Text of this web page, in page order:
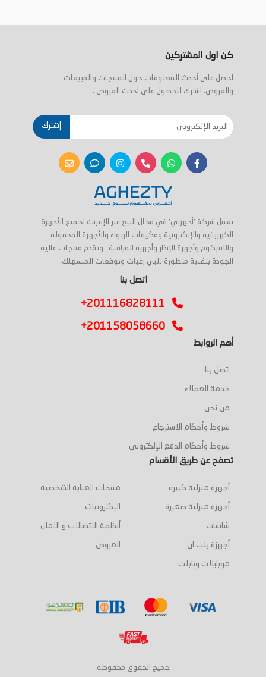
كن اول المشتركين
احصل على أحدث المعلومات حول المنتجات والمبيعات
والعروض. اشترك للحصول على احدث العروض .
إشترك
تعمل شركة 'أجهزتي' في مجال البيع عبر الإنترنت لجميع الأجهزة
الكهربائية والإلكترونية ومكيفات الهواء والأجهزة المحمولة
والانتركوم وأجهزة الإنذار وأجهزة المراقبة ، وتقدم منتجات عالية
الجودة بتقنية متطورة تلبي رغبات وتوقعات المستهلك.
اتصل بنا
+201116828111
+201158058660
أهم الروابط
اتصل بنا
خدمة العملاء
من نحن
شروط وأحكام الاسترجاع
شروط وأحكام الدفع الإلكتروني
تصفح عن طريق الأقسام
أجهزة منزلية كبيرة
أجهزة منزلية صغيرة
شاشات
أجهزة بلت ان
موبايلات وتابلت
منتجات العناية الشخصية
اليكترونيات
أنظمة الاتصالات و الامان
العروض
جميع الحقوق محفوظة